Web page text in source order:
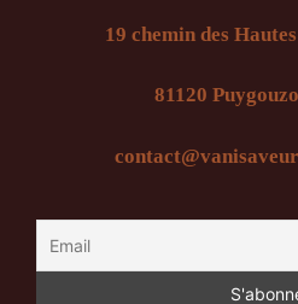
19 chemin des
81120